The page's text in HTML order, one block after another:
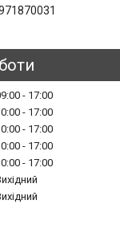
17:00
17:00
17:00
17:00
17:00